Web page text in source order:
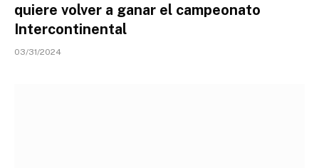
quiere volver a ganar el campeonato
Intercontinental
03/31/2024